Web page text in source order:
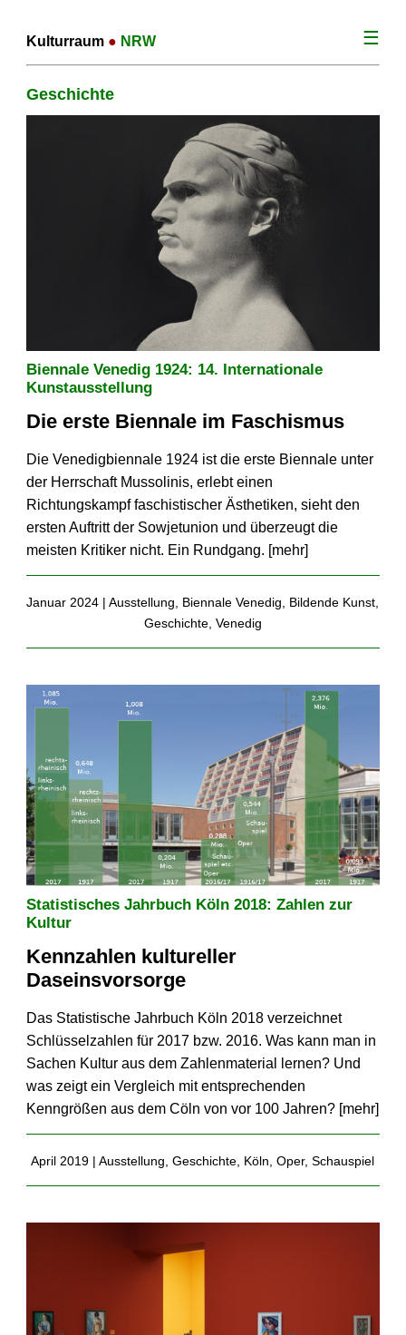
Kulturraum ● NRW ☰
Geschichte
Biennale Venedig 1924: 14. Internationale
Kunstausstellung
Die erste Biennale im Faschismus
Die Venedigbiennale 1924 ist die erste Biennale unter
der Herrschaft Mussolinis, erlebt einen
Richtungskampf faschistischer Ästhetiken, sieht den
ersten Auftritt der Sowjetunion und überzeugt die
meisten Kritiker nicht. Ein Rundgang. [mehr]
Januar 2024 |Ausstellung Biennale Venedig Bildende Kunst
Geschichte, Venedig
Statistisches Jahrbuch Köln 2018: Zahlen zur
Kultur
Kennzahlen kultureller
Daseinsvorsorge
Das Statistische Jahrbuch Köln 2018 verzeichnet
Schlüsselzahlen für 2017 bzw. 2016. Was kann man in
Sachen Kultur aus dem Zahlenmaterial lernen? Und
was zeigt ein Vergleich mit entsprechenden
Kenngrößen aus dem Cöln von vor 100 Jahren? [mehr]
April 2019 |Ausstellung ,Geschichte Köln ,Oper,Schauspiel